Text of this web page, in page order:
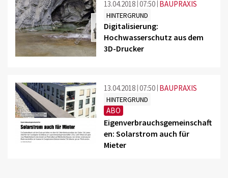
13.04.2018 07:50 BAUPRAXIS
HINTERGRUND
Digitalisierung:
Hochwasserschutz aus dem
3D-Drucker
13.04.2018 07:50 BAUPRAXIS
HINTERGRUND
ABO
Eigenverbrauchsgemeinschaft
en: Solarstrom auch für
Mieter